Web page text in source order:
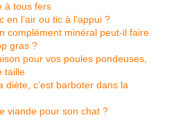
à tous fers
en l’air ou tic à l’appui ?
complément minéral peut-il faire
gras ?
pour vos poules pondeuses,
taille
diète, c’est barboter dans la
viande pour son chat ?